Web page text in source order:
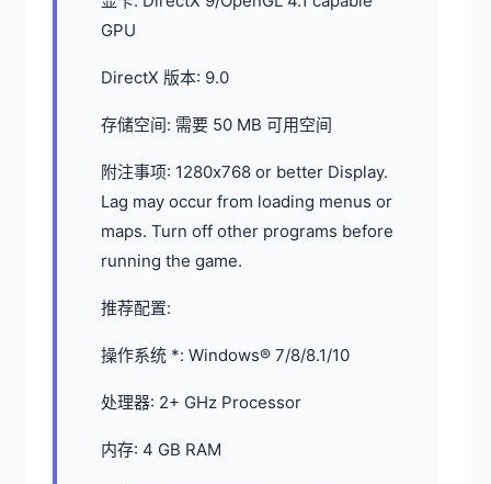
GPU
DirectX 版本: 9.0
存储空间: 需要 50 MB 可用空间
附注事项: 1280x768 or better Display.
Lag may occur from loading menus or
maps. Turn off other programs before
running the game.
推荐配置:
操作系统 *: Windows® 7/8/8.1/10
处理器: 2+ GHz Processor
内存: 4 GB RAM